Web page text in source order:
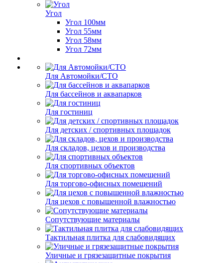
Угол
Угол 100мм
Угол 55мм
Угол 58мм
Угол 72мм
Для Автомойки/СТО
Для бассейнов и аквапарков
Для гостиниц
Для детских / спортивных площадок
Для складов, цехов и производства
Для спортивных объектов
Для торгово-офисных помещений
Для цехов с повышенной влажностью
Сопутствующие материалы
Тактильная плитка для слабовидящих
Уличные и грязезащитные покрытия